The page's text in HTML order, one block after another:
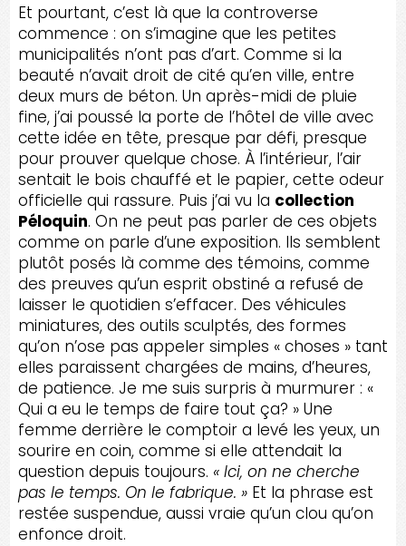
Et pourtant, c’est là que la controverse
commence : on s’imagine que les petites
municipalités n’ont pas d’art. Comme si la
beauté n’avait droit de cité qu’en ville, entre
deux murs de béton. Un après-midi de pluie
fine, j’ai poussé la porte de l’hôtel de ville avec
cette idée en tête, presque par défi, presque
pour prouver quelque chose. À l’intérieur, l’air
sentait le bois chauffé et le papier, cette odeur
officielle qui rassure. Puis j’ai vu la collection
Péloquin. On ne peut pas parler de ces objets
comme on parle d’une exposition. Ils semblent
plutôt posés là comme des témoins, comme
des preuves qu’un esprit obstiné a refusé de
laisser le quotidien s’effacer. Des véhicules
miniatures, des outils sculptés, des formes
qu’on n’ose pas appeler simples « choses » tant
elles paraissent chargées de mains, d’heures,
de patience. Je me suis surpris à murmurer : «
Qui a eu le temps de faire tout ça? » Une
femme derrière le comptoir a levé les yeux, un
sourire en coin, comme si elle attendait la
question depuis toujours. « Ici, on ne cherche
pas le temps. On le fabrique. »Et la phrase est
restée suspendue, aussi vraie qu’un clou qu’on
enfonce droit.